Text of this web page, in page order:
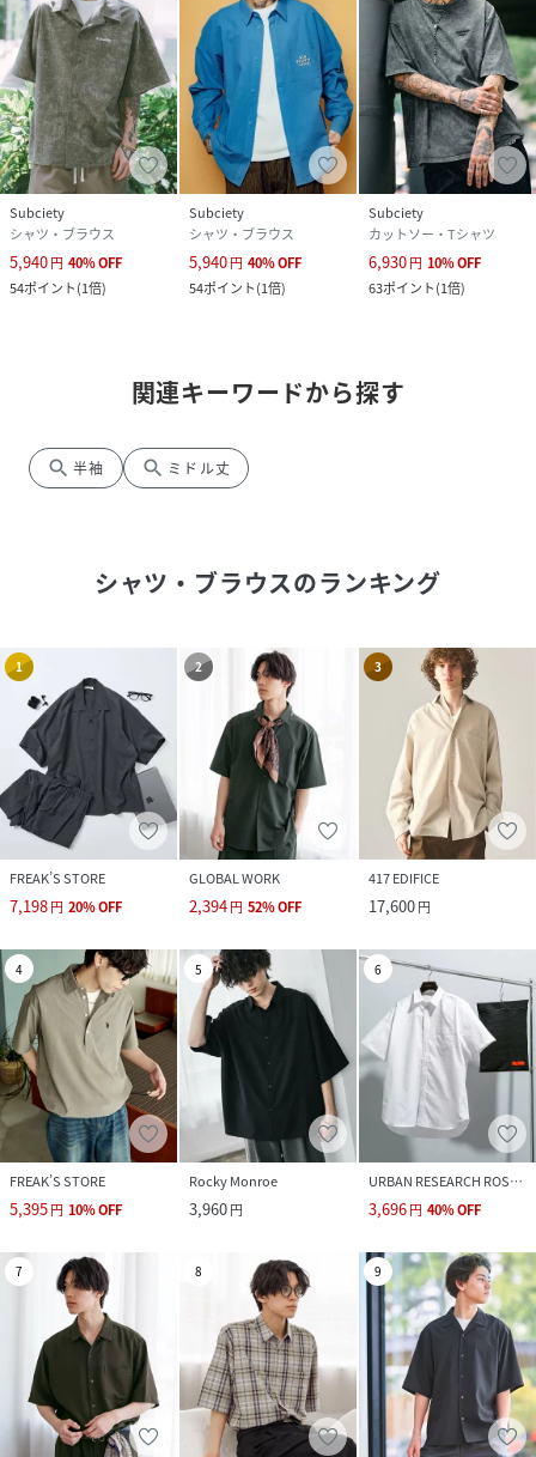
Subciety
シャツ・ブラウス
5,940円 40%OFF
54ポイント(1倍)
Subciety
シャツ・ブラウス
5,940円 40%OFF
54ポイント(1倍)
Subciety
カットソー・Tシャツ
6,930円 10%OFF
63ポイント(1倍)
関連キーワードから探す
search 半袖 search ミドル丈
シャツ・ブラウスのランキング
1
FREAK’S STORE
7,198円 20%OFF
2
GLOBAL WORK
2,394円 52%OFF
3
417 EDIFICE
17,600円
4
FREAK’S STORE
5,395円 10%OFF
5
Rocky Monroe
3,960円
6
URBAN RESEARCH ROSSO
3,696円 40%OFF
7 8 9